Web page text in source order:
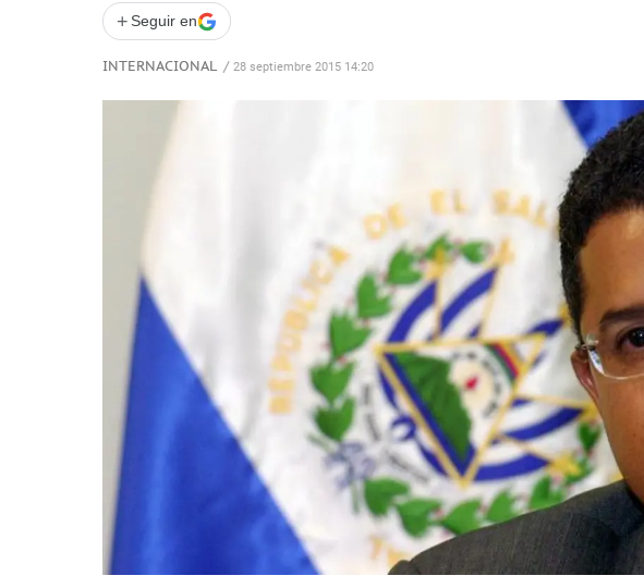
+ Seguir en
INTERNACIONAL / 28 septiembre 2015 14:20